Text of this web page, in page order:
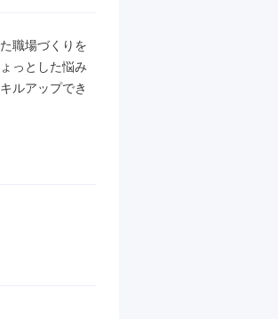
職場づくりを
っとした悩み
ルアップでき